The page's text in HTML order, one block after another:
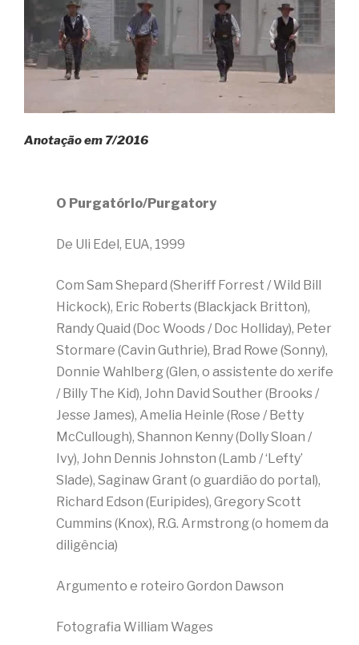
Anotação em 7/2016
O Purgatório/Purgatory
De Uli Edel, EUA, 1999
Com Sam Shepard (Sheriff Forrest / Wild Bill
Hickock), Eric Roberts (Blackjack Britton),
Randy Quaid (Doc Woods / Doc Holliday), Peter
Stormare (Cavin Guthrie), Brad Rowe (Sonny),
Donnie Wahlberg (Glen, o assistente do xerife
/ Billy The Kid), John David Souther (Brooks /
Jesse James), Amelia Heinle (Rose / Betty
McCullough), Shannon Kenny (Dolly Sloan /
Ivy), John Dennis Johnston (Lamb / ‘Lefty’
Slade), Saginaw Grant (o guardião do portal),
Richard Edson (Euripides), Gregory Scott
Cummins (Knox), R.G. Armstrong (o homem da
diligência)
Argumento e roteiro Gordon Dawson
Fotografia William Wages